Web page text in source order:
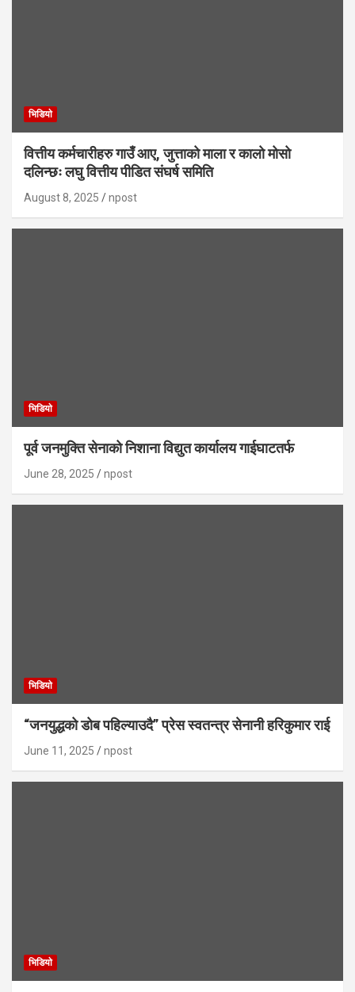
भिडियाे
वित्तीय कर्मचारीहरु गाउँ आए, जुत्ताको माला र कालो मोसो
दलिन्छः लघु वित्तीय पीडित संघर्ष समिति
August 8, 2025 npost
भिडियाे
पूर्व जनमुक्ति सेनाको निशाना विद्युत कार्यालय गाईघाटतर्फ
June 28, 2025 npost
भिडियाे
“जनयुद्धको डोब पहिल्याउदै” प्रेस स्वतन्त्र सेनानी हरिकुमार राई
June 11, 2025 npost
भिडियाे